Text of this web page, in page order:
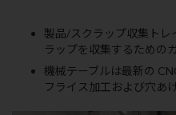
製品/スクラップ収集トレ
ラップを収集するための
機械テーブルは最新の
フライス加工および穴あ